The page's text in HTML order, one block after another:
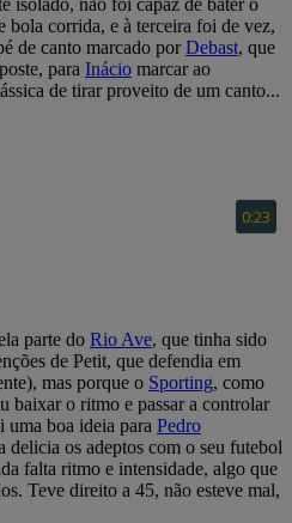
bola corrida, e à terceira foi de vez,
de canto marcado porDebast, que
para Inácio marcar ao
de tirar proveito de um canto...
parte do Rio Ave, que tinha sido
de Petit, que defendia em
mas porque o Sporting, como
baixar o ritmo e passar a controlar
uma boa ideia para Pedro
delicia os adeptos com o seu futebol
falta ritmo e intensidade, algo que
Teve direito a 45, não esteve mal,